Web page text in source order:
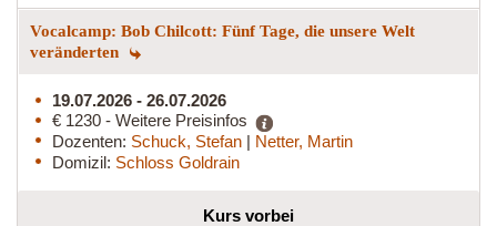
Vocalcamp: Bob Chilcott: Fünf Tage, die unsere Welt
veränderten
19.07.2026 - 26.07.2026
€ 1230 - Weitere Preisinfos
Dozenten: Schuck, Stefan | Netter, Martin
Domizil: Schloss Goldrain
Kurs vorbei